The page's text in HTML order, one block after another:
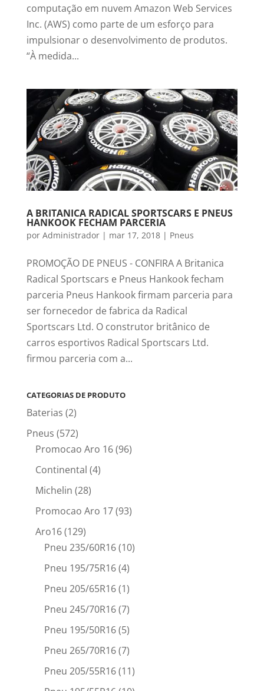
computação em nuvem Amazon Web Services
Inc. (AWS) como parte de um esforço para
impulsionar o desenvolvimento de produtos.
“À medida...
A BRITANICA RADICAL SPORTSCARS E PNEUS
HANKOOK FECHAM PARCERIA
por Administrador| mar 17, 2018| Pneus
PROMOÇÃO DE PNEUS - CONFIRA A Britanica
Radical Sportscars e Pneus Hankook fecham
parceria Pneus Hankook firmam parceria para
ser fornecedor de fabrica da Radical
Sportscars Ltd. O construtor britânico de
carros esportivos Radical Sportscars Ltd.
firmou parceria com a...
CATEGORIAS DE PRODUTO
Baterias (2)
Pneus (572)
Promocao Aro 16(96)
Continental (4)
Michelin (28)
Promocao Aro 17(93)
Aro16(129)
Pneu 235/60R16(10)
Pneu 195/75R16(4)
Pneu 205/65R16(1)
Pneu 245/70R16(7)
Pneu 195/50R16(5)
Pneu 265/70R16(7)
Pneu 205/55R16(11)